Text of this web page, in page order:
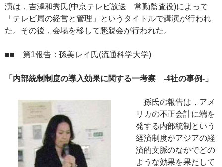
演は，吉澤和秀氏(中京テレビ放送 常勤監査役)によって
「テレビ局の経営と管理」というタイトルで講演が行われ
た。その後，会場を移して懇親会が行われた。
■■ 第1報告：孫美レイ氏(流通科学大学)
「内部統制制度の導入効果に関する一考察 -4社の事例-」
孫氏の報告は，アメ
リカの不正会計に端を
発する内部統制という
経済制度がアジアの経
済的文脈のなかでどの
ような効果を果たして